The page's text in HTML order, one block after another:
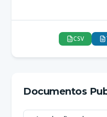
CSV
Documentos